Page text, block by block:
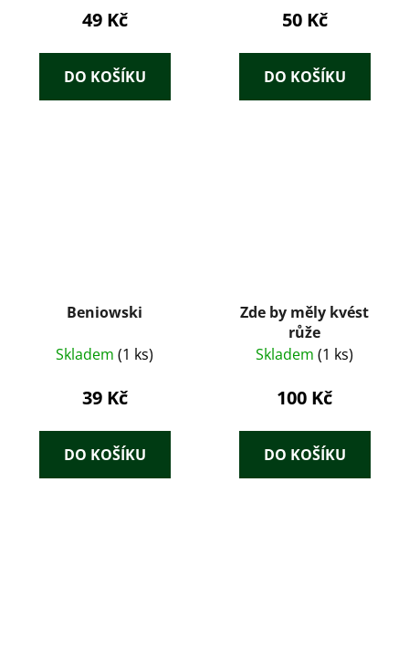
49 Kč
DO KOŠÍKU
50 Kč
DO KOŠÍKU
Beniowski
Skladem (1 ks)
39 Kč
DO KOŠÍKU
Zde by měly kvést
růže
Skladem (1 ks)
100 Kč
DO KOŠÍKU